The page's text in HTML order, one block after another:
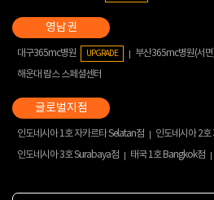
대구365mc병원 UPGRADE 부산365mc병원(서
해운대 람스 스페셜센터
인도네시아 1호 자카르타 Selatan점
인도네시아 2
인도네시아 3호 Surabaya점
태국 1호 Bangkok점